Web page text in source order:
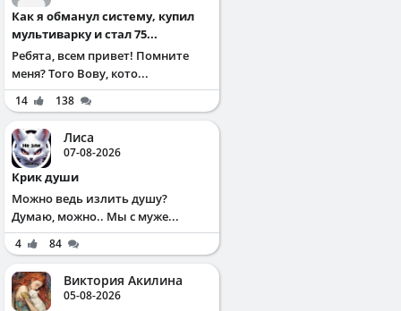
Как я обманул систему, купил
мультиварку и стал 75...
Ребята, всем привет! Помните
меня? Того Вову, кото...
14 138
Лиса
07-08-2026
Крик души
Можно ведь излить душу?
Думаю, можно.. Мы с муже...
4 84
Виктория Акилина
05-08-2026